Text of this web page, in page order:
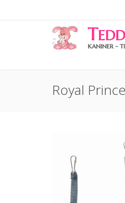
T
KANINER -
Royal